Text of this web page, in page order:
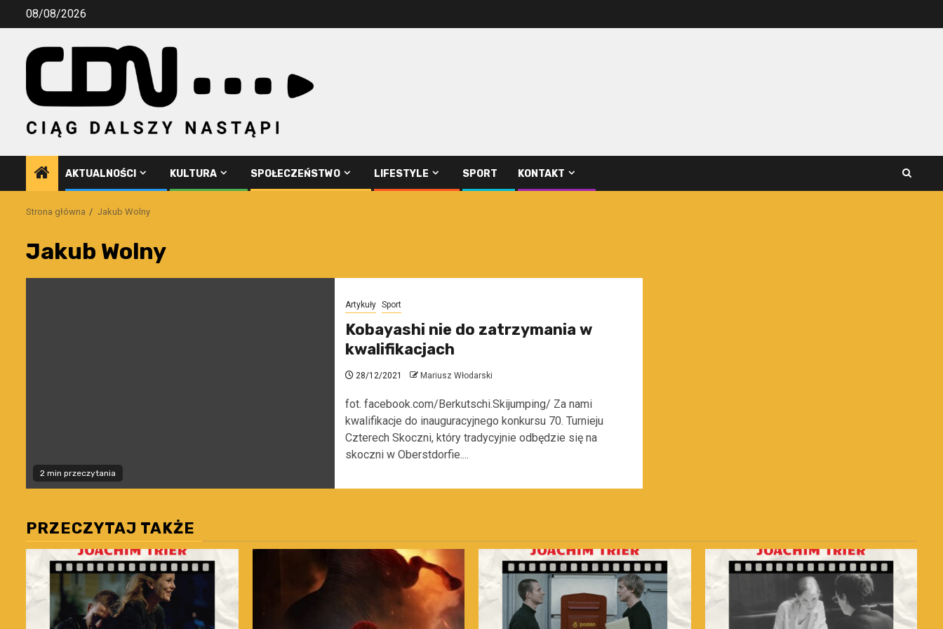
Przejdź08/08/2026
AKTUALNOŚCI KULTURA SPOŁECZEŃSTWO LIFESTYLE SPORT KONTAKT
Strona główna Jakub Wolny
Jakub Wolny
2 min przeczytania
Artykuły Sport
Kobayashi nie do zatrzymania w
kwalifikacjach
28/12/2021 Mariusz Włodarski
fot. facebook.com/Berkutschi.Skijumping/ Za nami
kwalifikacje do inauguracyjnego konkursu 70. Turnieju
Czterech Skoczni, który tradycyjnie odbędzie się na
skoczni w Oberstdorfie....
PRZECZYTAJ TAKŻE